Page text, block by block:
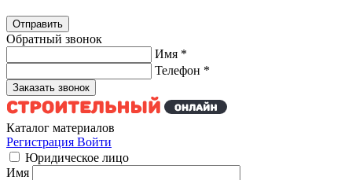
Обратный звонок
Имя *
Телефон *
Каталог материалов
Регистрация Войти
Юридическое лицо
Имя